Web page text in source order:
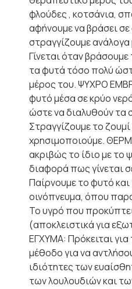
φλούδες , κοτσάνια,
αφήνουμε να βράσει
στραγγίζουμε
Γίνεται όταν
τα φυτά τόσο πολύ
μέρος του. ΨΥΧΡΟ
φυτό μέσα σε κρύο
ώστε να διαλυθούν τα
Στραγγίζουμε το ζουμί
χρησιμοποιούμε.
ακριβώς το ίδιο με το
διαφορά πως γίνεται
Παίρνουμε το φυτό και
οινόπνευμα, όπου
Το υγρό που
(αποκλειστικά για
ΕΓΧΥΜΑ: Πρόκειται για
μέθοδο για να
ιδιότητες των
των λουλουδιών και